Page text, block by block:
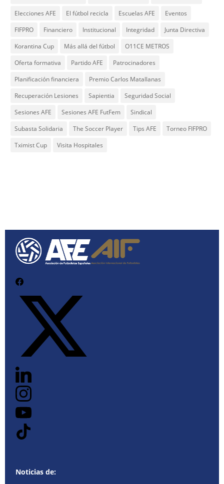
Elecciones AFE
El fútbol recicla Escuelas AFE
Eventos
FIFPRO
Financiero Institucional Integridad
Junta Directiva
Korantina Cup
Más allá del fútbol
O11CE METROS
Oferta formativa
Partido AFE
Patrocinadores
Planificación financiera
Premio Carlos Matallanas
Recuperación Lesiones
Sapientia
Seguridad Social
Sesiones AFE
Sesiones AFE FutFem
Sindical
Subasta Solidaria
The Soccer Player Tips AFE
Torneo FIFPRO
Tximist Cup
Visita Hospitales
Noticias de: